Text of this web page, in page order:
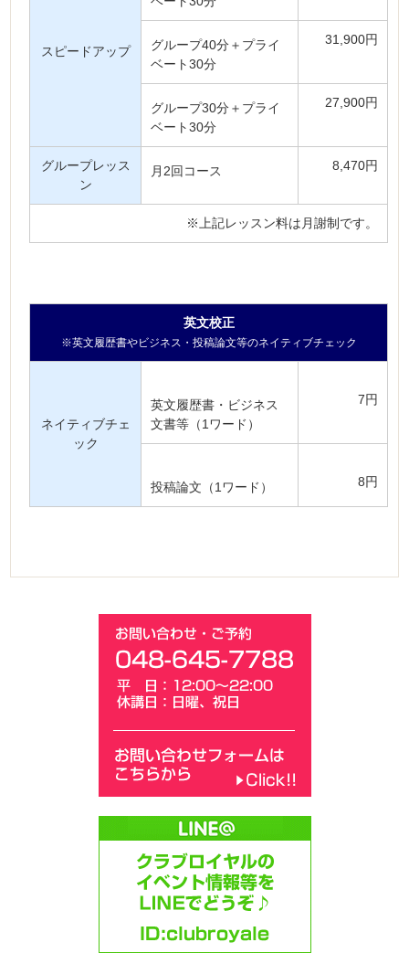
スピードアップ
グループ40分＋プライ
ベート30分
31,900円
グループ30分＋プライ
ベート30分
27,900円
グループレッス
ン
月2回コース 8,470円
※上記レッスン料は月謝制です。
英文校正
※英文履歴書やビジネス・投稿論文等のネイティブチェック
ネイティブチェ
ック
英文履歴書・ビジネス
文書等（1ワード）
7円
投稿論文（1ワード） 8円